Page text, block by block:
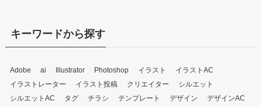
キーワードから探す
Adobe ai Illustrator Photoshop イラスト
イラストAC
イラストレーター
イラスト投稿 クリエイター
シルエット
シルエットAC
タグ チラシ テンプレート デザイン
デザインAC